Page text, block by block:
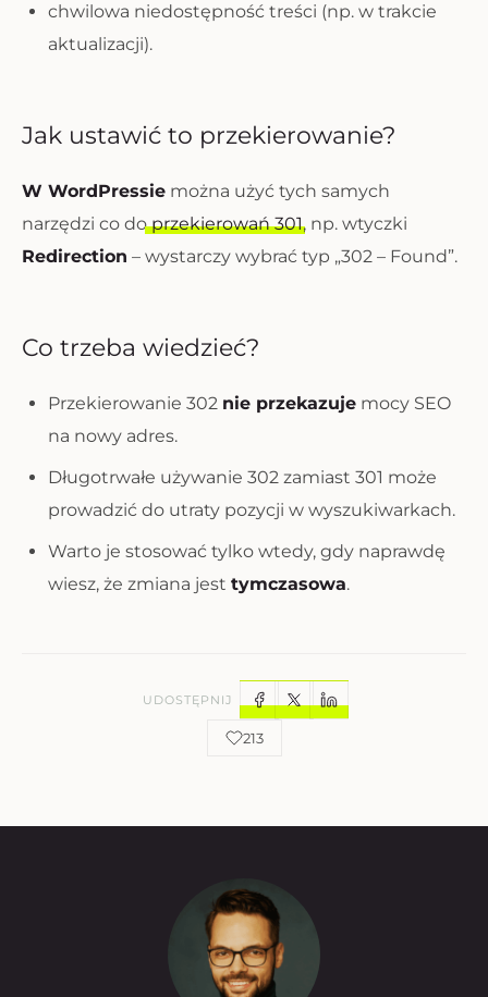
chwilowa niedostępność treści (np. w trakcie
aktualizacji).
Jak ustawić to przekierowanie?
W WordPressie można użyć tych samych
narzędzi co doprzekierowań 301, np. wtyczki
Redirection – wystarczy wybrać typ „302 – Found”.
Co trzeba wiedzieć?
Przekierowanie 302 nie przekazuje mocy SEO
na nowy adres.
Długotrwałe używanie 302 zamiast 301 może
prowadzić do utraty pozycji w wyszukiwarkach.
Warto je stosować tylko wtedy, gdy naprawdę
wiesz, że zmiana jest tymczasowa.
UDOSTĘPNIJ
213